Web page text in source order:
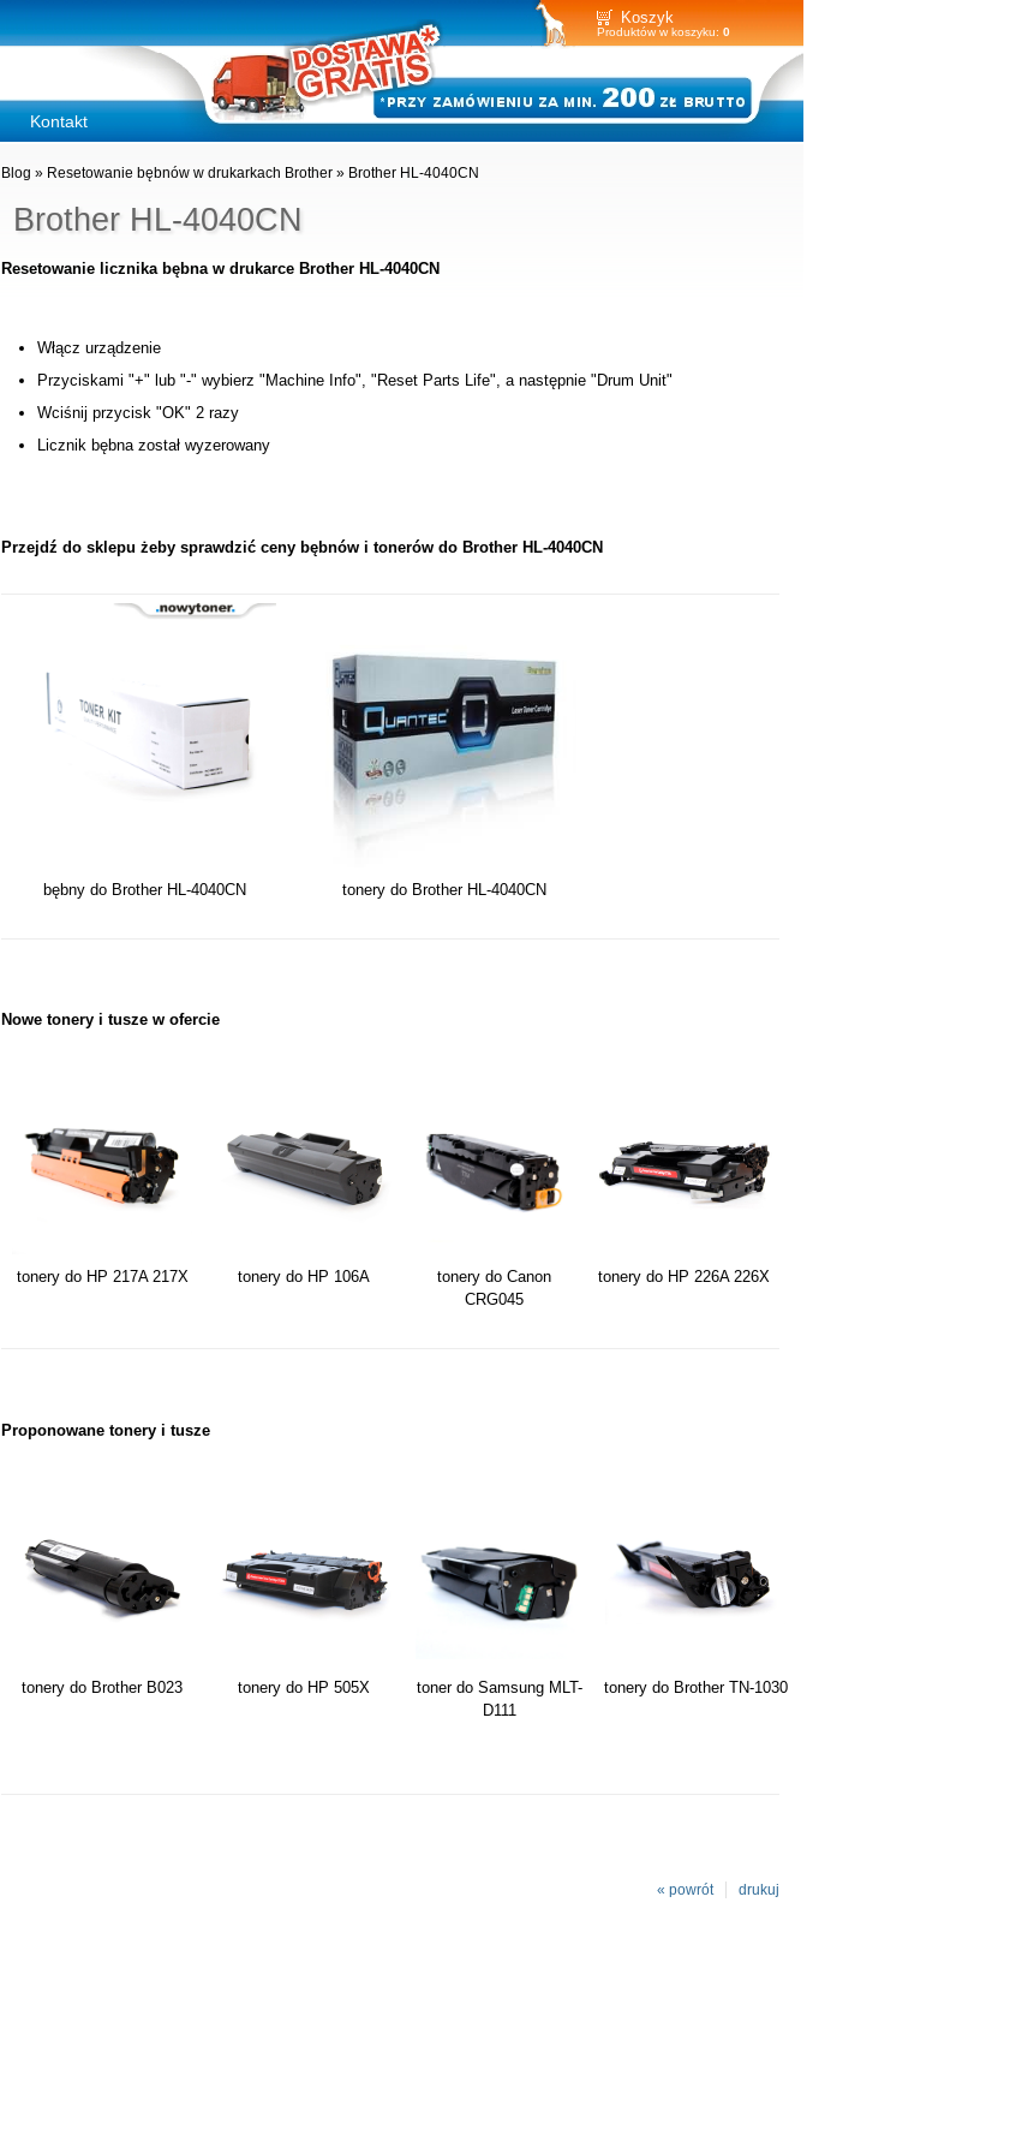
Koszyk
Produktów w koszyku: 0
Kontakt
Brother HL-4040CN
Blog » Resetowanie bębnów w drukarkach Brother » Brother HL-4040CN
Resetowanie licznika bębna w drukarce Brother HL-4040CN
Włącz urządzenie
Przyciskami "+" lub "-" wybierz "Machine Info", "Reset Parts Life", a następnie "Drum Unit"
Wciśnij przycisk "OK" 2 razy
Licznik bębna został wyzerowany
Przejdź do sklepu żeby sprawdzić ceny bębnów i tonerów do Brother HL-4040CN
bębny do Brother HL-4040CN tonery do Brother HL-4040CN
Nowe tonery i tusze w ofercie
tonery do HP 217A 217X tonery do HP 106A
tonery do Canon
CRG045
tonery do HP 226A 226X
Proponowane tonery i tusze
tonery do Brother B023 tonery do HP 505X
toner do Samsung MLT-
D111
tonery do Brother TN-1030
drukuj
« powrót